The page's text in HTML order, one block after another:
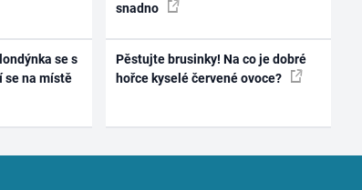
se s
se na místě
snadno
Pěstujte brusinky! Na co je dobré
hořce kyselé červené ovoce?